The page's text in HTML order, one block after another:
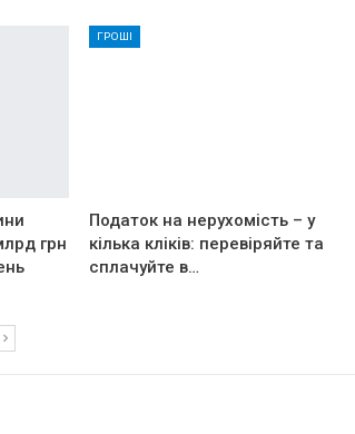
грн
ГРОШІ
Податок на нерухомість – у
кілька кліків: перевіряйте та
сплачуйте в…